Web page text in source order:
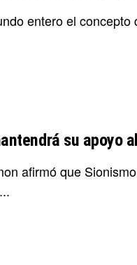
entero el
su apoyo
afirmó que